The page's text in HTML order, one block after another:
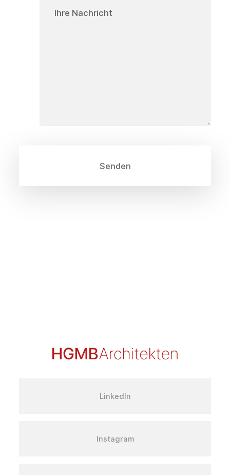
LinkedIn
Instagram